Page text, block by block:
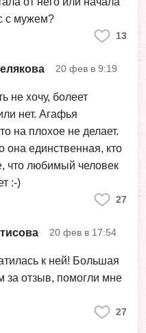
с мужем?
13
20 фев в 9:19
не хочу, болеет
нет. Агафья
на плохое не делает.
она единственная, кто
что любимый человек
:-)
27
20 фев в 17:54
к ней! Большая
за отзыв, помогли мне
27